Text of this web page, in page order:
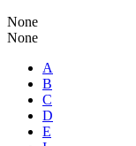
None
None
A
B
C
D
E